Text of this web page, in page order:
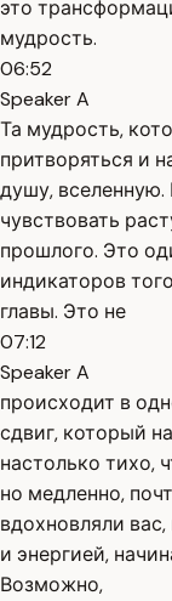
это
мудрость.
06:52
Speaker A
Та мудрость,
притворяться и
душу, вселенную.
чувствовать
прошлого. Это
индикаторов
главы. Это не
07:12
Speaker A
происходит в
сдвиг, который
настолько тихо,
но медленно,
вдохновляли
и энергией,
Возможно,